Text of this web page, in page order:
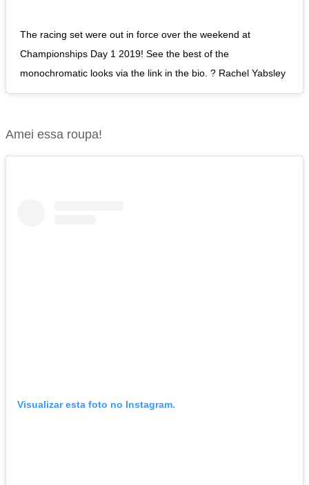
The racing set were out in force over the weekend at
Championships Day 1 2019! See the best of the
monochromatic looks via the link in the bio. ? Rachel Yabsley
Amei essa roupa!
Visualizar esta foto no Instagram.